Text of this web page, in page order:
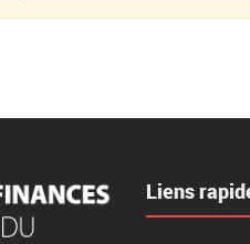
Liens